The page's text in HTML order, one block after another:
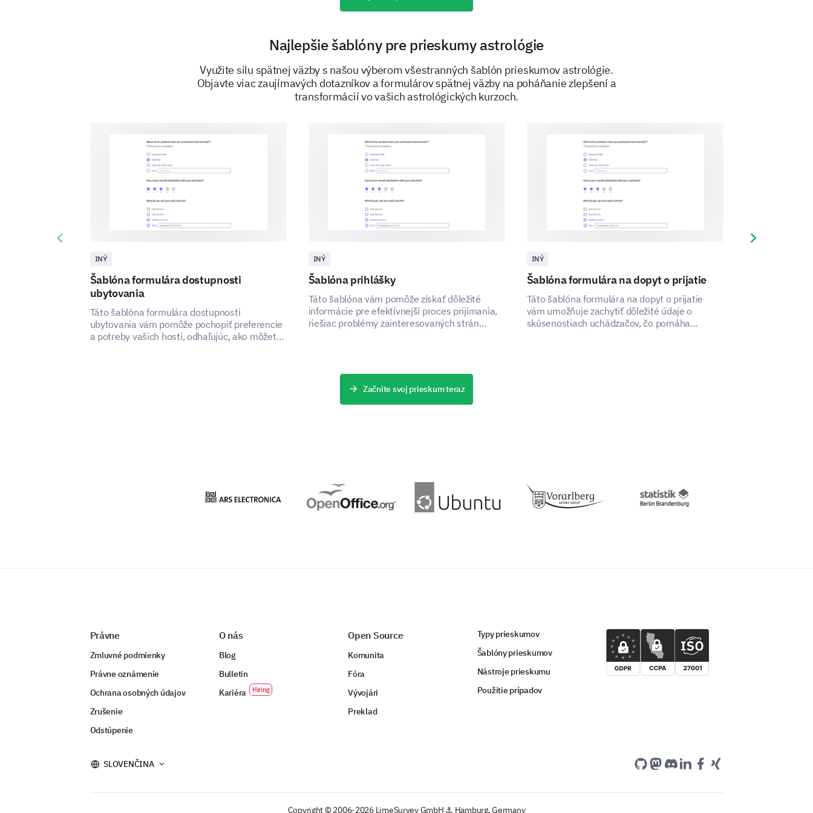
1
Tutor's knowledge
Overall Feedback
To collect your overall feedback that will help us improve our Astrology course for
Is there any other feedback or suggestion you would like to provide to
improve our Astrology course?
PODPOROVANÉ
Najlepšie šablóny pre prieskumy astrológie
Využite silu spätnej väzby s našou výberom všestranných šablón prieskumov astrológie.
Objavte viac zaujímavých dotazníkov a formulárov spätnej väzby na poháňanie zlepšení a
transformácií vo vašich astrológických kurzoch.
INÝ
Šablóna formulára dostupnosti
ubytovania
Táto šablóna formulára dostupnosti
ubytovania vám pomôže pochopiť preferencie
a potreby vašich hostí, odhaľujúc, ako môžete
INÝ
Šablóna prihlášky
Táto šablóna vám pomôže získať dôležité
informácie pre efektívnejší proces prijímania,
riešiac problémy zainteresovaných strán
INÝ
Šablóna formulára na dopyt o prijatie
Táto šablóna formulára na dopyt o prijatie
vám umožňuje zachytiť dôležité údaje o
skúsenostiach uchádzačov, čo pomáha
Previous slide Next slide
Začnite svoj prieskum teraz
Právne
Zmluvné podmienky
Právne oznámenie
Ochrana osobných údajov
Zrušenie
Odstúpenie
O nás
Blog
Bulletin
Kariéra
Open Source
Komunita
Fóra
Vývojári
Preklad
Typy prieskumov
Šablóny prieskumov
Nástroje prieskumu
Použitie prípadov
SLOVENČINA
Copyright © 2006-2026 LimeSurvey GmbH ⚓ Hamburg, Germany